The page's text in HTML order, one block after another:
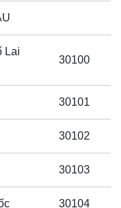
Lai
30100
30101
30102
30103
30104